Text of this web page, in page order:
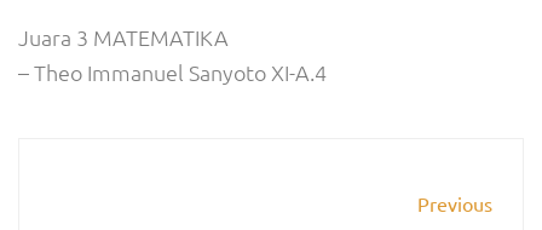
Juara 3 MATEMATIKA
– Theo Immanuel Sanyoto XI-A.4
Previous